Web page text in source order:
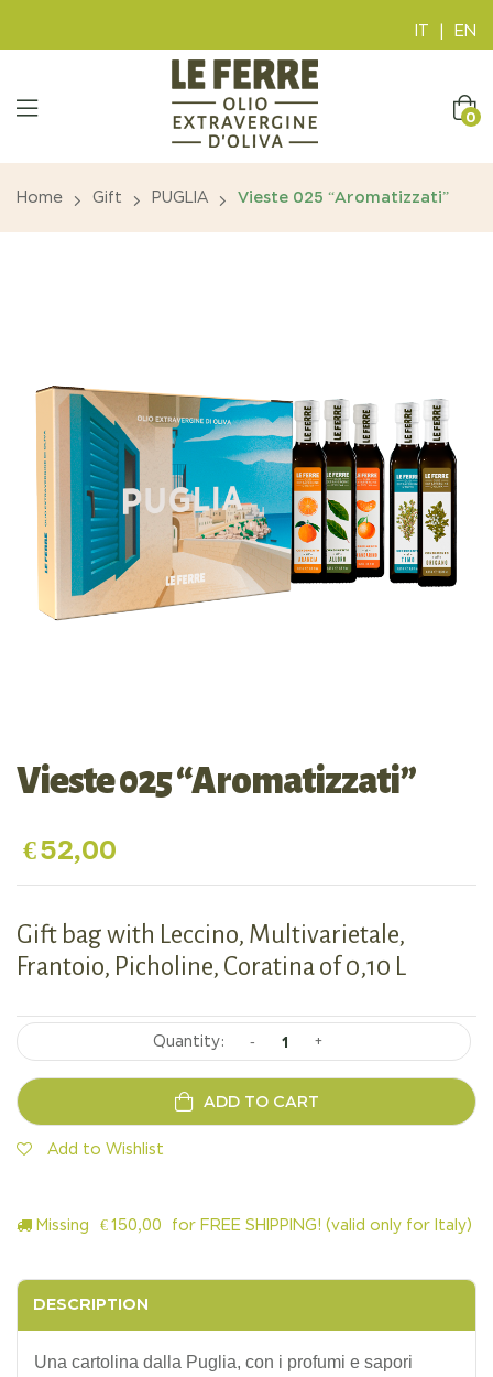
IT EN
0
Home Gift PUGLIA Vieste 025 “Aromatizzati”
Vieste 025 “Aromatizzati”
€52,00
Gift bag with Leccino, Multivarietale,
Frantoio, Picholine, Coratina of 0,10 L
- +
ADD TO CART
Add to Wishlist
Missing €150,00 for FREE SHIPPING! (valid only for Italy)
DESCRIPTION
Una cartolina dalla Puglia, con i profumi e sapori